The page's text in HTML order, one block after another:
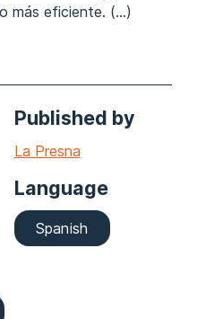
más eficiente. (...)
Published by
La Presna
Language
Spanish